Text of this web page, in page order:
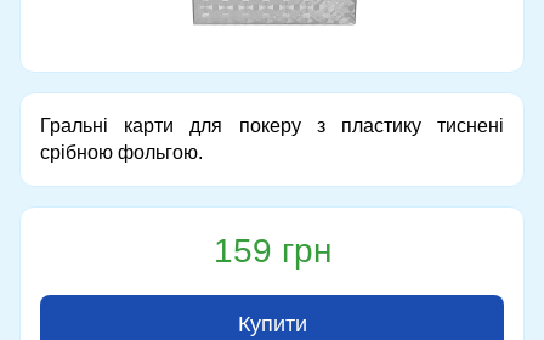
Гральні карти для покеру з пластику тиснені
срібною фольгою.
159 грн
Купити